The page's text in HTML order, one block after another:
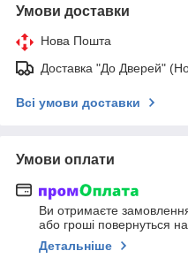
Умови доставки
Нова Пошта
Доставка "До Дверей"
Всі умови доставки
Умови оплати
Ви отримаєте
або гроші повернуться
Детальніше